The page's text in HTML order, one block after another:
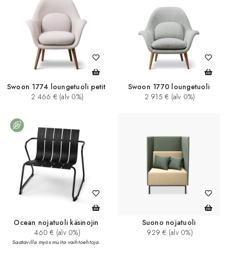
Swoon 1774 loungetuoli petit
2 466 € (alv 0%)
Swoon 1770 loungetuoli
2 915 € (alv 0%)
Ocean nojatuoli käsinojin
460 € (alv 0%)
Saatavilla myös muita vaihtoehtoja.
Suono nojatuoli
929 € (alv 0%)